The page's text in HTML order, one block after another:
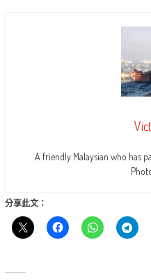
A friendly Malaysian who has
分享此文：